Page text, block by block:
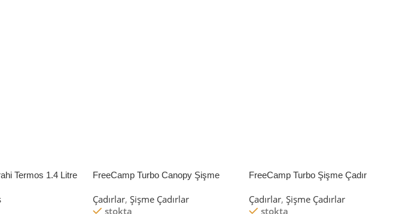
Termos 1.4 Litre
FreeCamp Turbo Canopy Şişme
Çadırlar, Şişme Çadırlar
stokta
FreeCamp Turbo Şişme Çadır
Çadırlar, Şişme Çadırlar
stokta